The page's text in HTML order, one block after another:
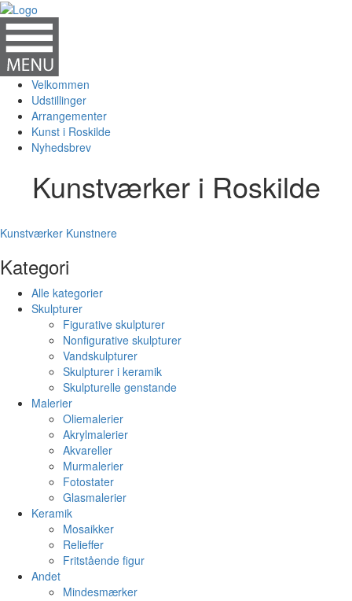
Velkommen
Udstillinger
Arrangementer
Kunst i Roskilde
Nyhedsbrev
Kunstværker i Roskilde
Kunstværker Kunstnere
Kategori
Alle kategorier
Skulpturer
Figurative skulpturer
Nonfigurative skulpturer
Vandskulpturer
Skulpturer i keramik
Skulpturelle genstande
Malerier
Oliemalerier
Akrylmalerier
Akvareller
Murmalerier
Fotostater
Glasmalerier
Keramik
Mosaikker
Relieffer
Fritstående figur
Andet
Mindesmærker